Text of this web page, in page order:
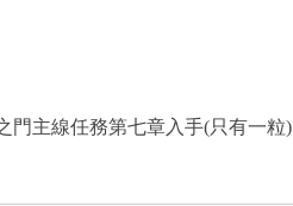
門主線任務第七章入手(只有一粒)